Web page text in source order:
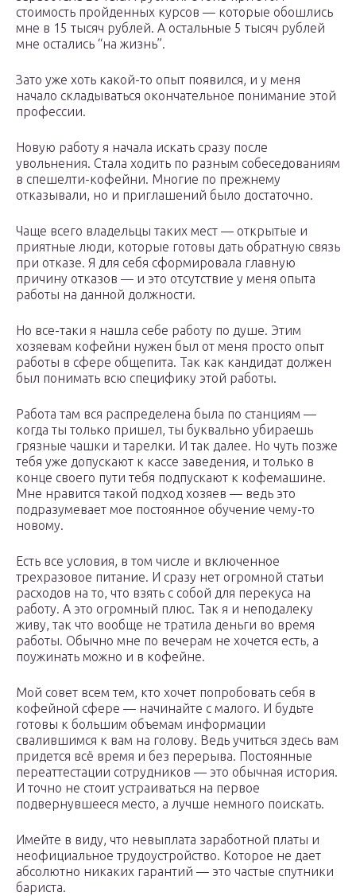
стоимость пройденных курсов — которые обошлись
мне в 15 тысяч рублей. А остальные 5 тысяч рублей
мне остались “на жизнь”.
Зато уже хоть какой-то опыт появился, и у меня
начало складываться окончательное понимание этой
профессии.
Новую работу я начала искать сразу после
увольнения. Стала ходить по разным собеседованиям
в спешелти-кофейни. Многие по прежнему
отказывали, но и приглашений было достаточно.
Чаще всего владельцы таких мест — открытые и
приятные люди, которые готовы дать обратную связь
при отказе. Я для себя сформировала главную
причину отказов — и это отсутствие у меня опыта
работы на данной должности.
Но все-таки я нашла себе работу по душе. Этим
хозяевам кофейни нужен был от меня просто опыт
работы в сфере общепита. Так как кандидат должен
был понимать всю специфику этой работы.
Работа там вся распределена была по станциям —
когда ты только пришел, ты буквально убираешь
грязные чашки и тарелки. И так далее. Но чуть позже
тебя уже допускают к кассе заведения, и только в
конце своего пути тебя подпускают к кофемашине.
Мне нравится такой подход хозяев — ведь это
подразумевает мое постоянное обучение чему-то
новому.
Есть все условия, в том числе и включенное
трехразовое питание. И сразу нет огромной статьи
расходов на то, что взять с собой для перекуса на
работу. А это огромный плюс. Так я и неподалеку
живу, так что вообще не тратила деньги во время
работы. Обычно мне по вечерам не хочется есть, а
поужинать можно и в кофейне.
Мой совет всем тем, кто хочет попробовать себя в
кофейной сфере — начинайте с малого. И будьте
готовы к большим объемам информации
свалившимся к вам на голову. Ведь учиться здесь вам
придется всё время и без перерыва. Постоянные
переаттестации сотрудников — это обычная история.
И точно не стоит устраиваться на первое
подвернувшееся место, а лучше немного поискать.
Имейте в виду, что невыплата заработной платы и
неофициальное трудоустройство. Которое не дает
абсолютно никаких гарантий — это частые спутники
бариста.